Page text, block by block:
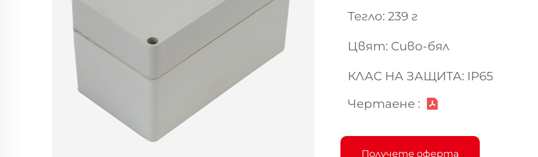
Тегло: 239 г
Цвят: Сиво-бял
КЛАС НА ЗАЩИТА: IP65
Чертаене :
Получете оферта